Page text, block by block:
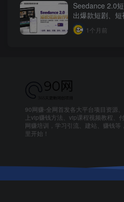
Seedance 2.0
出爆款短剧、
变现
1个月前
90网赚-全网首发各大平台项目资源
上vip赚钱方法、vip课程视频教程、
网赚培训，学习引流、建站、赚钱等
里开始！